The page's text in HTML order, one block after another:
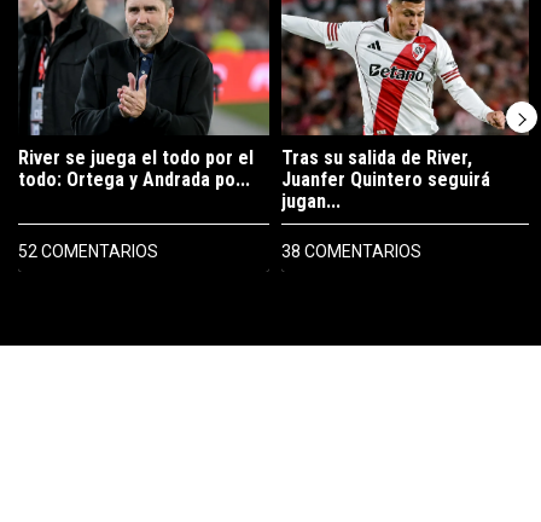
River se juega el todo por el
todo: Ortega y Andrada po...
52 COMENTARIOS
Tras su salida de River,
Juanfer Quintero seguirá
jugan...
38 COMENTARIOS